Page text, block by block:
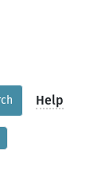
Help